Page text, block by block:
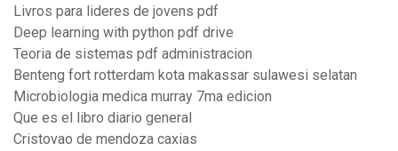
Livros para lideres de jovens pdf
Deep learning with python pdf drive
Teoria de sistemas pdf administracion
Benteng fort rotterdam kota makassar sulawesi selatan
Microbiologia medica murray 7ma edicion
Que es el libro diario general
Cristovao de mendoza caxias